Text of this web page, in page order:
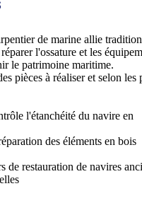
de marine allie
l'ossature et les
le patrimoine maritime.
pièces à réaliser et selon les
l'étanchéité du navire en
des éléments en bois
de restauration de navires